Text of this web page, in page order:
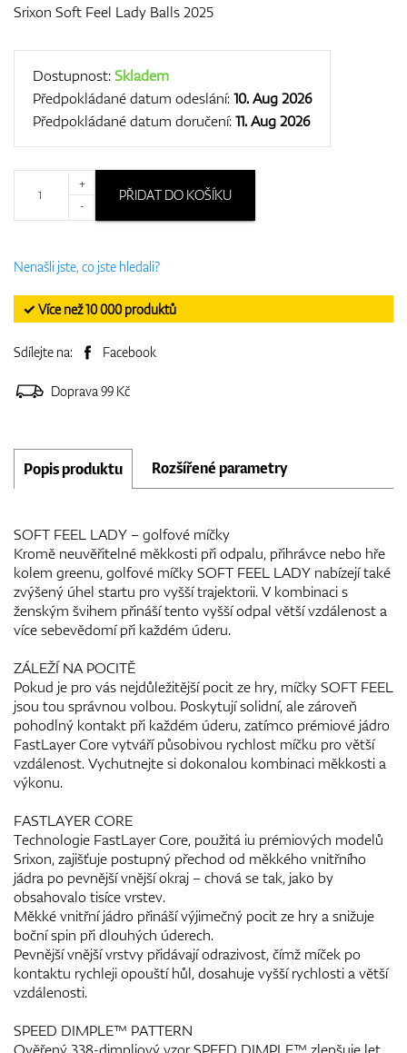
Dárkové poukazy
Srixon Soft Feel Lady Balls 2025
Dostupnost:Skladem
Předpokládané datum odeslání:10. Aug 2026
Předpokládané datum doručení:11. Aug 2026
+
-
PŘIDAT DO KOŠÍKU
Nenašli jste, co jste hledali?
✓ Více než 10 000 produktů
Sdílejte na: Facebook
Doprava 99 Kč
Popis produktu Rozšířené parametry
SOFT FEEL LADY – golfové míčky
Kromě neuvěřitelné měkkosti při odpalu, přihrávce nebo hře
kolem greenu, golfové míčky SOFT FEEL LADY nabízejí také
zvýšený úhel startu pro vyšší trajektorii. V kombinaci s
ženským švihem přináší tento vyšší odpal větší vzdálenost a
více sebevědomí při každém úderu.
ZÁLEŽÍ NA POCITĚ
Pokud je pro vás nejdůležitější pocit ze hry, míčky SOFT FEEL
jsou tou správnou volbou. Poskytují solidní, ale zároveň
pohodlný kontakt při každém úderu, zatímco prémiové jádro
FastLayer Core vytváří působivou rychlost míčku pro větší
vzdálenost. Vychutnejte si dokonalou kombinaci měkkosti a
výkonu.
FASTLAYER CORE
Technologie FastLayer Core, použitá iu prémiových modelů
Srixon, zajišťuje postupný přechod od měkkého vnitřního
jádra po pevnější vnější okraj – chová se tak, jako by
obsahovalo tisíce vrstev.
Měkké vnitřní jádro přináší výjimečný pocit ze hry a snižuje
boční spin při dlouhých úderech.
Pevnější vnější vrstvy přidávají odrazivost, čímž míček po
kontaktu rychleji opouští hůl, dosahuje vyšší rychlosti a větší
vzdálenosti.
SPEED DIMPLE™ PATTERN
Ověřený 338-dimpliový vzor SPEED DIMPLE™ zlepšuje let